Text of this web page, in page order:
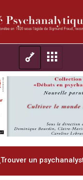
Trouver un